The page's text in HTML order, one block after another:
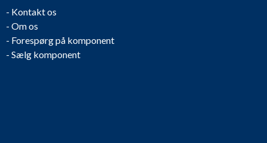
- Kontakt os
- Om os
- Forespørg på komponent
- Sælg komponent